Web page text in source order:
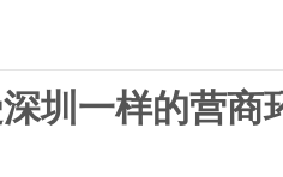
圳一样的营商